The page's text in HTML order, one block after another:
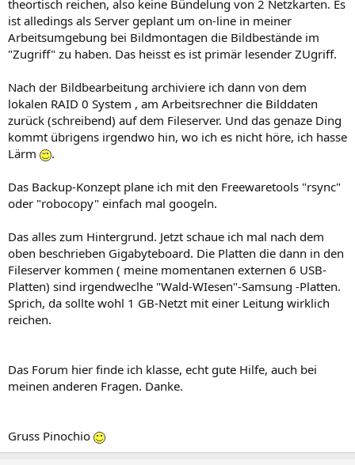
theortisch reichen, also keine Bündelung von 2 Netzkarten. Es
ist alledings als Server geplant um on-line in meiner
Arbeitsumgebung bei Bildmontagen die Bildbestände im
"Zugriff" zu haben. Das heisst es ist primär lesender ZUgriff.
Nach der Bildbearbeitung archiviere ich dann von dem
lokalen RAID 0 System , am Arbeitsrechner die Bilddaten
zurück (schreibend) auf dem Fileserver. Und das genaze Ding
kommt übrigens irgendwo hin, wo ich es nicht höre, ich hasse
Lärm
.
Das Backup-Konzept plane ich mit den Freewaretools "rsync"
oder "robocopy" einfach mal googeln.
Das alles zum Hintergrund. Jetzt schaue ich mal nach dem
oben beschrieben Gigabyteboard. Die Platten die dann in den
Fileserver kommen ( meine momentanen externen 6 USB-
Platten) sind irgendweclhe "Wald-WIesen"-Samsung -Platten.
Sprich, da sollte wohl 1 GB-Netzt mit einer Leitung wirklich
reichen.
Das Forum hier finde ich klasse, echt gute Hilfe, auch bei
meinen anderen Fragen. Danke.
Gruss Pinochio